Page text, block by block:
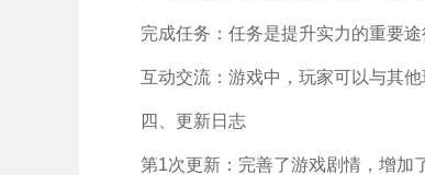
完成任务：任务是提升实力的重要
互动交流：游戏中，玩家可以与其
四、更新日志
第1次更新：完善了游戏剧情，增加